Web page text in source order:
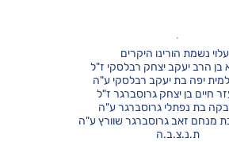
נשמת הורינו היקרים
בן הרב יעקב יצחק רבלסקי ז"ל
יפה בת יעקב רבלסקי ע"ה
חיים בן יצחק גרוסברגר ז"ל
בת נפתלי גרוסברגר ע"ה
מנחם זאב גרוסברגר שוורץ ע"ה
ת.נ.צ.ב.ה